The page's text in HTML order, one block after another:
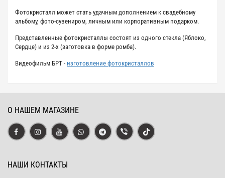
Фотокристалл может стать удачным дополнением к свадебному
альбому, фото-сувениром, личным или корпоративным подарком.
Представленные фотокристаллы состоят из одного стекла (Яблоко,
Сердце) и из 2-х (заготовка в форме ромба).
Видеофильм БРТ - изготовление фотокристаллов
О НАШЕМ МАГАЗИНЕ
НАШИ КОНТАКТЫ